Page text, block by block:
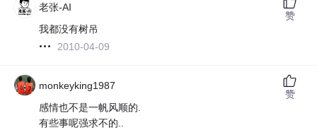
老张-AI
我都没有树吊
2010-04-09
赞
monkeyking1987
感情也不是一帆风顺的.
有些事呢强求不的..
赞